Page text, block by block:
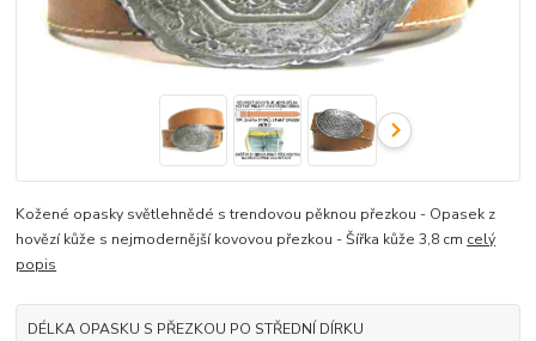
Kožené opasky světlehnědé s trendovou pěknou přezkou - Opasek z
hovězí kůže s nejmodernější kovovou přezkou - Šířka kůže 3,8 cm celý
popis
DÉLKA OPASKU S PŘEZKOU PO STŘEDNÍ DÍRKU